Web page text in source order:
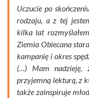
Uczucie po
rodzaju, a z tej
kilka lat
Ziemia Obiecana
kampanię i okres
(…) Mam nadzieję,
przyjemną lekturą, z
także zainspiruje